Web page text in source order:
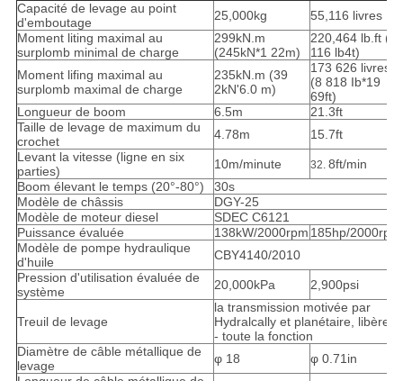
Capacité de levage au point
d'emboutage
25,000kg
55,116 livres
Moment liting maximal au
surplomb minimal de charge
299kN.m
(245kN*1 22m)
220,464 lb.ft (5
116 lb4t)
Moment lifing maximal au
surplomb maximal de charge
235kN.m (39
2kN'6.0 m)
173 626 livres pi
(8 818 Ib*19
69ft)
Longueur de boom
6.5m
21.3ft
Taille de levage de maximum du
crochet
4.78m
15.7ft
Levant la vitesse (ligne en six
parties)
10m/minute 32. 8ft/min
Boom élevant le temps (20°-80°)
30s
Modèle de châssis
DGY-25
Modèle de moteur diesel
SDEC C6121
Puissance évaluée
138kW/2000rpm 185hp/2000rpm
Modèle de pompe hydraulique
d'huile
CBY4140/2010
Pression d'utilisation évaluée de
système
20,000kPa 2,900psi
Treuil de levage
la transmission motivée par
Hydralcally et planétaire, libèrent
- toute la fonction
Diamètre de câble métallique de
levage
φ 18
φ 0.71in